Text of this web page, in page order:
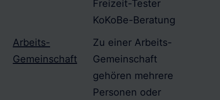
Freizeit-Tester
KoKoBe-Beratung
Arbeits-
Gemeinschaft
Zu einer Arbeits-
Gemeinschaft
gehören mehrere
Personen oder